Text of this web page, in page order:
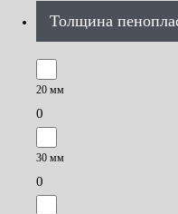
Толщина
20 мм
0
30 мм
0